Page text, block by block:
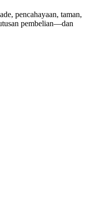
pencahayaan, taman,
pembelian—dan